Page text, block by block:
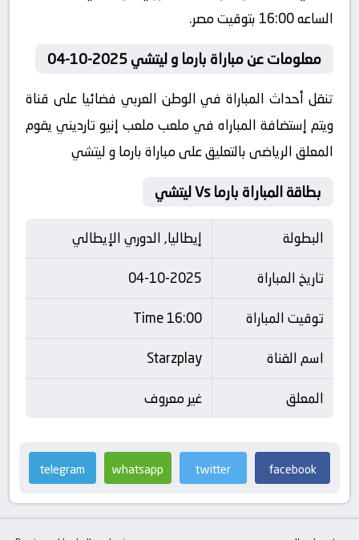
الساعه 16:00 بتوقيت مصر.
معلومات عن مباراة بارما و ليتشي 2025-10-04
تنقل أحداث المباراة في الوطن العربي فضائيا على قناة
ويتم إستضافة المباراه في ملعب ملعب إنيو تارديني يقوم
المعلق الرياضى بالتعليق على مباراة بارما و ليتشي
بطاقة المباراة بارما Vs ليتشي
البطولة
إيطاليا, الدوري الإيطالي
تاريخ المباراة
04-10-2025
توقيت المباراة
16:00 Time
اسم القناة
Starzplay
المعلق
غير معروف
facebook
twitter
whatsapp
telegram